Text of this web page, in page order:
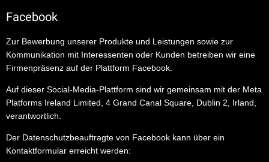
Facebook
Zur Bewerbung unserer Produkte und Leistungen sowie zur
Kommunikation mit Interessenten oder Kunden betreiben wir eine
Firmenpräsenz auf der Plattform Facebook.
Auf dieser Social-Media-Plattform sind wir gemeinsam mit der Meta
Platforms Ireland Limited, 4 Grand Canal Square, Dublin 2, Irland,
verantwortlich.
Der Datenschutzbeauftragte von Facebook kann über ein
Kontaktformular erreicht werden: